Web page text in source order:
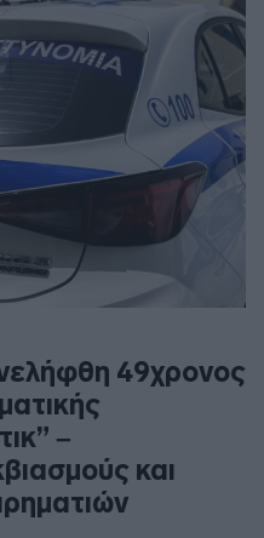
49χρονος
–
και